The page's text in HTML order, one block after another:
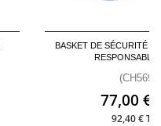
BASKET DE SÉCURITÉ
RESPONSABLE
(CH569)
77,00 €
92,40 €